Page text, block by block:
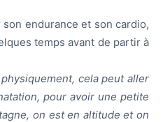
endurance et son cardio,
temps avant de partir à
cela peut aller
pour avoir une petite
on est en altitude et on